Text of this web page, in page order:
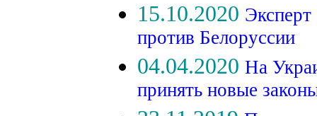
15.10.2020
против Белоруссии
04.04.2020 На
принять новые